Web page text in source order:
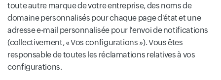
toute autre marque de votre entreprise, des noms de
domaine personnalisés pour chaque page d'état et une
adresse e-mail personnalisée pour l'envoi de notifications
(collectivement, « Vos configurations »). Vous êtes
responsable de toutes les réclamations relatives à vos
configurations.